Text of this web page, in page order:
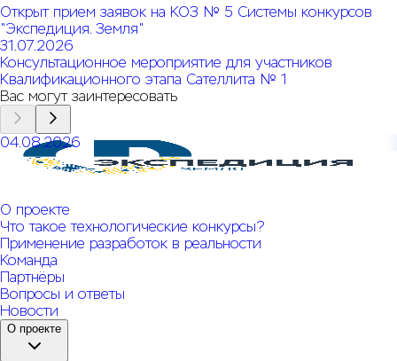
Открыт прием заявок на КОЗ № 5 Системы конкурсов
"Экспедиция. Земля"
31.07.2026
Консультационное мероприятие для участников
Квалификационного этапа Сателлита № 1
Вас могут заинтересовать
04.08.2026
Открыт прием заявок на КОЗ № 6 Системы конкурсов
"Экспедиция. Земля"
О проекте
Что такое технологические конкурсы?
Применение разработок в реальности
Команда
Партнёры
Вопросы и ответы
Новости
О проекте